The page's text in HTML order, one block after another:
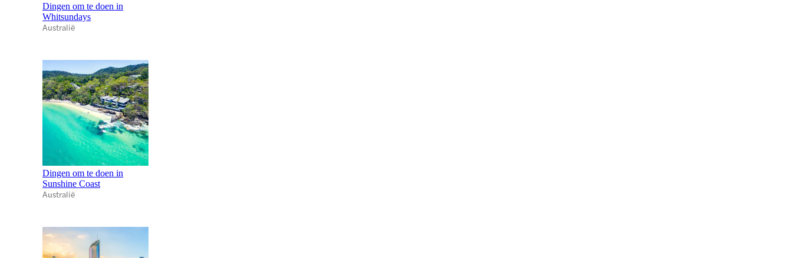
Dingen om te doen in
Whitsundays
Australië
Dingen om te doen in
Sunshine Coast
Australië